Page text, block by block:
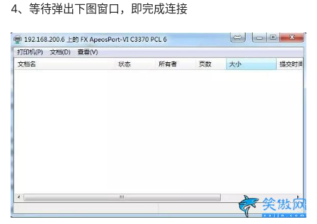
4、等待弹出下图窗口，即完成连接